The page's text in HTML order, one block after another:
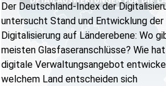
Der Deutschland-Index der
untersucht Stand und Entwicklung der
Digitalisierung auf Länderebene: Wo
meisten Glasfaseranschlüsse? Wie
digitale Verwaltungsangebot
welchem Land entscheiden sich